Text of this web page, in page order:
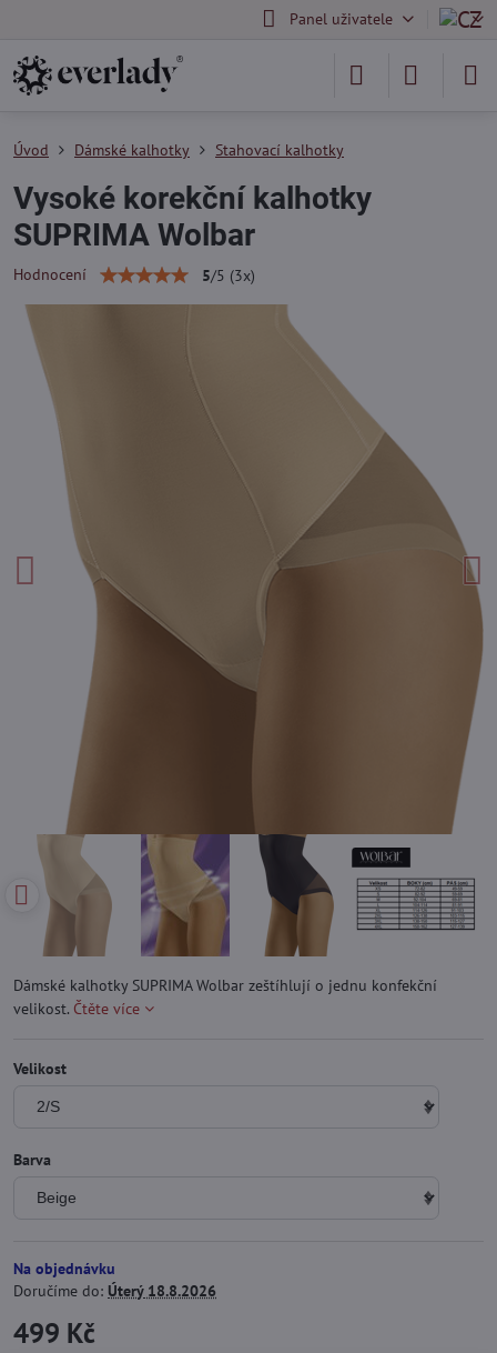
Panel uživatele
Úvod Dámské kalhotky Stahovací kalhotky
Vysoké korekční kalhotky
SUPRIMA Wolbar
Hodnocení 5/5 (3x)
Dámské kalhotky SUPRIMA Wolbar zeštíhlují o jednu konfekční
velikost. Čtěte více
Velikost
Barva
Na objednávku
Doručíme do: Úterý18.8.2026
499 Kč